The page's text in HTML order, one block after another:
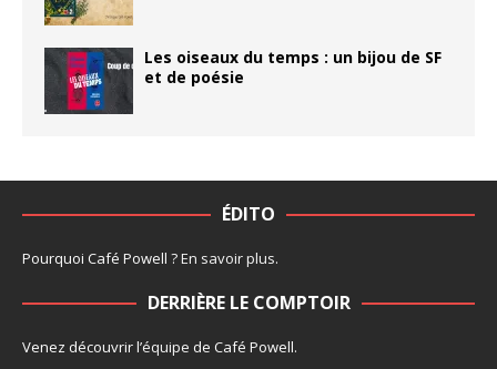
Les oiseaux du temps : un bijou de SF
et de poésie
ÉDITO
Pourquoi Café Powell ?En savoir plus.
DERRIÈRE LE COMPTOIR
Venez découvrir l’équipe de Café Powell.